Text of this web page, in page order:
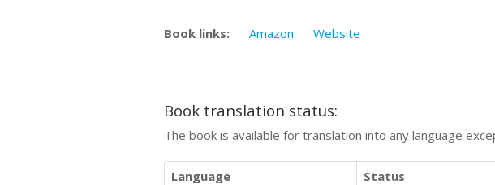
Book links: Amazon Website
Book translation status:
The book is available for translation into any language
Language
Status